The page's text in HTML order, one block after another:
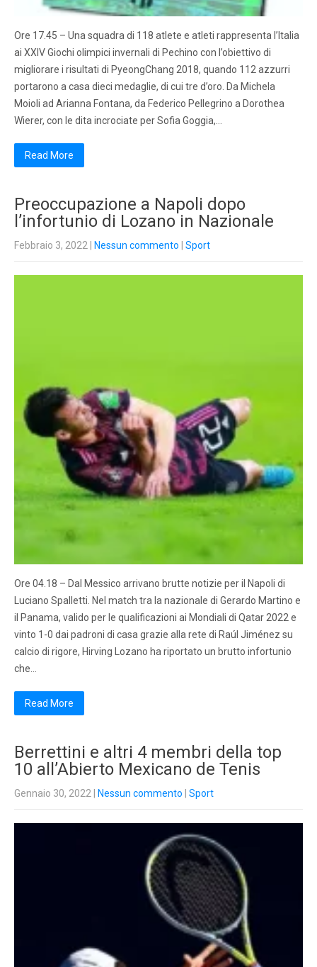
Ore 17.45 – Una squadra di 118 atlete e atleti rappresenta l’Italia
ai XXIV Giochi olimpici invernali di Pechino con l’obiettivo di
migliorare i risultati di PyeongChang 2018, quando 112 azzurri
portarono a casa dieci medaglie, di cui tre d’oro. Da Michela
Moioli ad Arianna Fontana, da Federico Pellegrino a Dorothea
Wierer, con le dita incrociate per Sofia Goggia,…
Read More
Preoccupazione a Napoli dopo
l’infortunio di Lozano in Nazionale
Febbraio 3, 2022 Nessun commento Sport
Ore 04.18 – Dal Messico arrivano brutte notizie per il Napoli di
Luciano Spalletti. Nel match tra la nazionale di Gerardo Martino e
il Panama, valido per le qualificazioni ai Mondiali di Qatar 2022 e
vinto 1-0 dai padroni di casa grazie alla rete di Raúl Jiménez su
calcio di rigore, Hirving Lozano ha riportato un brutto infortunio
che…
Read More
Berrettini e altri 4 membri della top
10 all’Abierto Mexicano de Tenis
Gennaio 30, 2022 Nessun commento Sport